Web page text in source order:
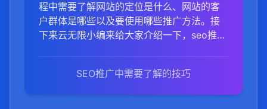
程中需要了解网站的定位是什么、网站的客
户群体是哪些以及要使用哪些推广方法。接
下来云无限小编来给大家介绍一下，seo推广
SEO推广中需要了解的技巧